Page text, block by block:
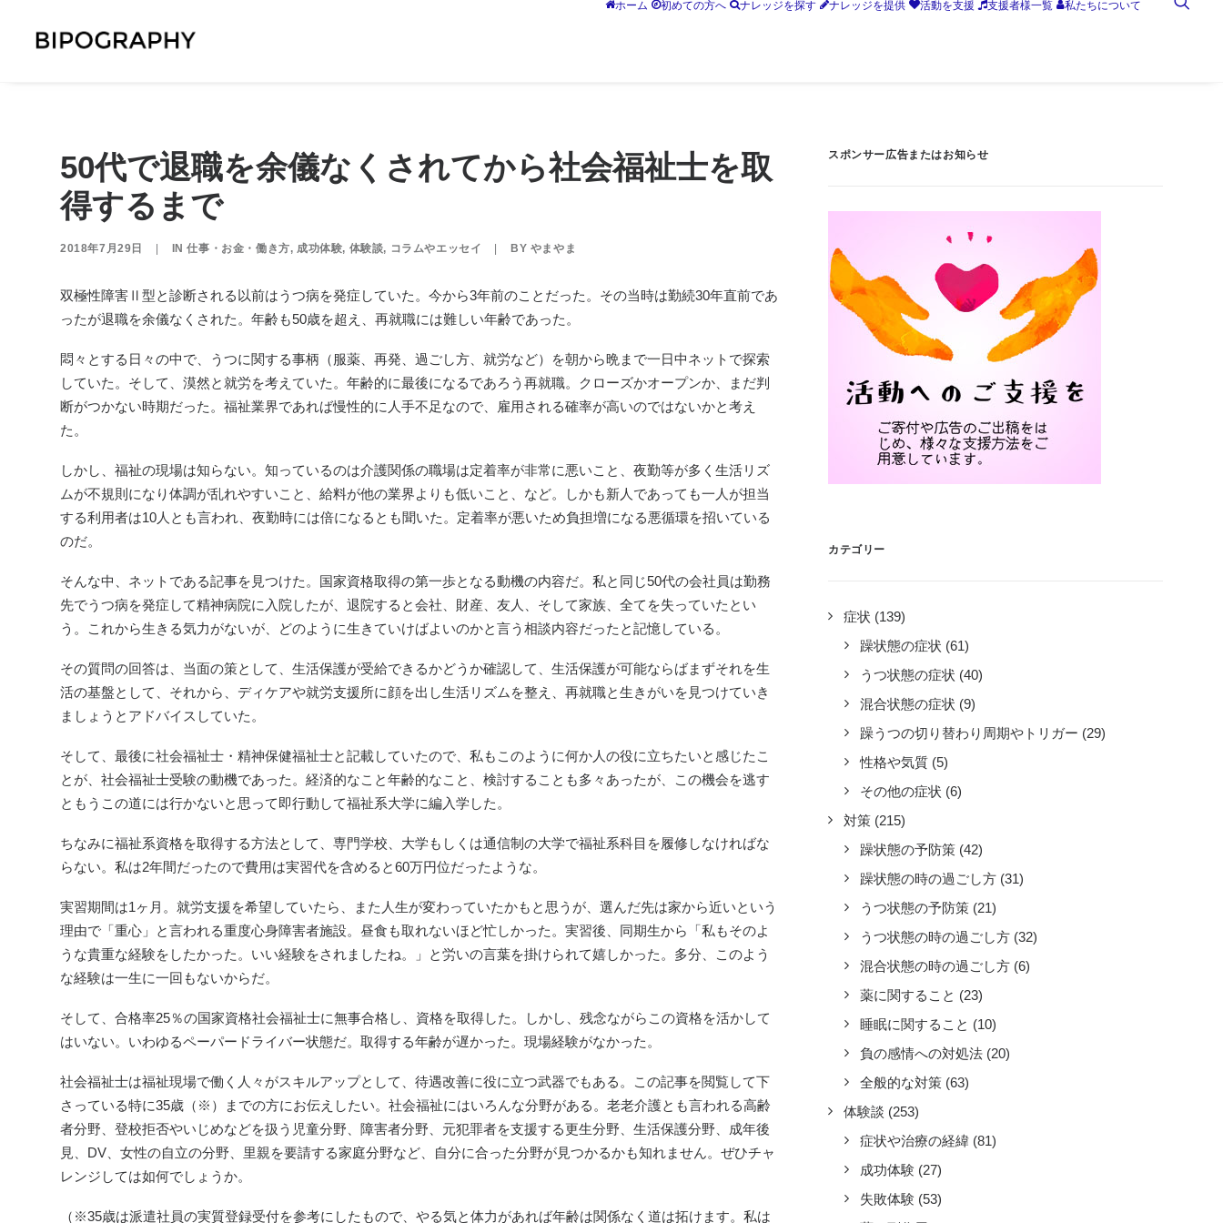
ホーム 初めての方へ ナレッジを探す ナレッジを提供 活動を支援 支援者様一覧 私たちについて
50代で退職を余儀なくされてから社会福祉士を取
得するまで
2018年7月29日 IN仕事・お金・働き方,成功体験, 体験談, コラムやエッセイ BY やまやま
双極性障害Ⅱ型と診断される以前はうつ病を発症していた。今から3年前のことだった。その当時は勤続30年直前であ
ったが退職を余儀なくされた。年齢も50歳を超え、再就職には難しい年齢であった。
悶々とする日々の中で、うつに関する事柄（服薬、再発、過ごし方、就労など）を朝から晩まで一日中ネットで探索
していた。そして、漠然と就労を考えていた。年齢的に最後になるであろう再就職。クローズかオープンか、まだ判
断がつかない時期だった。福祉業界であれば慢性的に人手不足なので、雇用される確率が高いのではないかと考え
た。
しかし、福祉の現場は知らない。知っているのは介護関係の職場は定着率が非常に悪いこと、夜勤等が多く生活リズ
ムが不規則になり体調が乱れやすいこと、給料が他の業界よりも低いこと、など。しかも新人であっても一人が担当
する利用者は10人とも言われ、夜勤時には倍になるとも聞いた。定着率が悪いため負担増になる悪循環を招いている
のだ。
そんな中、ネットである記事を見つけた。国家資格取得の第一歩となる動機の内容だ。私と同じ50代の会社員は勤務
先でうつ病を発症して精神病院に入院したが、退院すると会社、財産、友人、そして家族、全てを失っていたとい
う。これから生きる気力がないが、どのように生きていけばよいのかと言う相談内容だったと記憶している。
その質問の回答は、当面の策として、生活保護が受給できるかどうか確認して、生活保護が可能ならばまずそれを生
活の基盤として、それから、ディケアや就労支援所に顔を出し生活リズムを整え、再就職と生きがいを見つけていき
ましょうとアドバイスしていた。
そして、最後に社会福祉士・精神保健福祉士と記載していたので、私もこのように何か人の役に立ちたいと感じたこ
とが、社会福祉士受験の動機であった。経済的なこと年齢的なこと、検討することも多々あったが、この機会を逃す
ともうこの道には行かないと思って即行動して福祉系大学に編入学した。
ちなみに福祉系資格を取得する方法として、専門学校、大学もしくは通信制の大学で福祉系科目を履修しなければな
らない。私は2年間だったので費用は実習代を含めると60万円位だったような。
実習期間は1ヶ月。就労支援を希望していたら、また人生が変わっていたかもと思うが、選んだ先は家から近いという
理由で「重心」と言われる重度心身障害者施設。昼食も取れないほど忙しかった。実習後、同期生から「私もそのよ
うな貴重な経験をしたかった。いい経験をされましたね。」と労いの言葉を掛けられて嬉しかった。多分、このよう
な経験は一生に一回もないからだ。
そして、合格率25％の国家資格社会福祉士に無事合格し、資格を取得した。しかし、残念ながらこの資格を活かして
はいない。いわゆるペーパードライバー状態だ。取得する年齢が遅かった。現場経験がなかった。
社会福祉士は福祉現場で働く人々がスキルアップとして、待遇改善に役に立つ武器でもある。この記事を閲覧して下
さっている特に35歳（※）までの方にお伝えしたい。社会福祉にはいろんな分野がある。老老介護とも言われる高齢
者分野、登校拒否やいじめなどを扱う児童分野、障害者分野、元犯罪者を支援する更生分野、生活保護分野、成年後
見、DV、女性の自立の分野、里親を要請する家庭分野など、自分に合った分野が見つかるかも知れません。ぜひチャ
レンジしては如何でしょうか。
（※35歳は派遣社員の実質登録受付を参考にしたもので、やる気と体力があれば年齢は関係なく道は拓けます。私は
スポンサー広告またはお知らせ
カテゴリー
症状 (139)
躁状態の症状 (61)
うつ状態の症状 (40)
混合状態の症状 (9)
躁うつの切り替わり周期やトリガー (29)
性格や気質 (5)
その他の症状 (6)
対策 (215)
躁状態の予防策 (42)
躁状態の時の過ごし方 (31)
うつ状態の予防策 (21)
うつ状態の時の過ごし方 (32)
混合状態の時の過ごし方 (6)
薬に関すること (23)
睡眠に関すること (10)
負の感情への対処法 (20)
全般的な対策 (63)
体験談 (253)
症状や治療の経緯 (81)
成功体験 (27)
失敗体験 (53)